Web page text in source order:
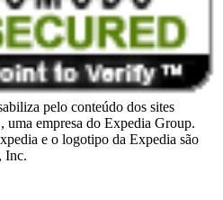
pelo conteúdo dos sites
empresa do Expedia Group.
e o logotipo da Expedia são
Inc.